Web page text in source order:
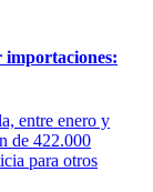
importaciones:
entre enero y
de 422.000
para otros